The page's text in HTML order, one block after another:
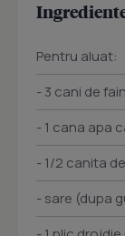
Pentru aluat:
- 3 cani de
- 1 cana apa
- 1/2 canita
- sare (dupa